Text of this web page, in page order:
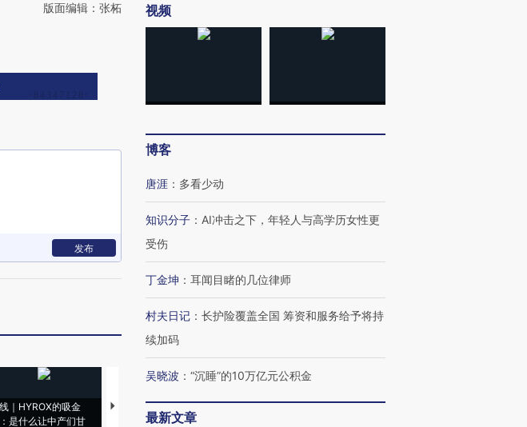
版面编辑：张柘
发布
｜HYROX的吸金
是什么让中产们甘
马航飞行员跨国走私7万
粒摇头丸 尿检体内含3种
视线｜被称为“蟑螂”的印
视线｜“入侵”还是“人道危
视频
博客
唐涯 ： 多看少动
知识分子 ： AI冲击之下，年轻人与高学历女性更
受伤
丁金坤 ： 耳闻目睹的几位律师
村夫日记 ： 长护险覆盖全国 筹资和服务给予将持
续加码
吴晓波 ： “沉睡”的10万亿元公积金
最新文章